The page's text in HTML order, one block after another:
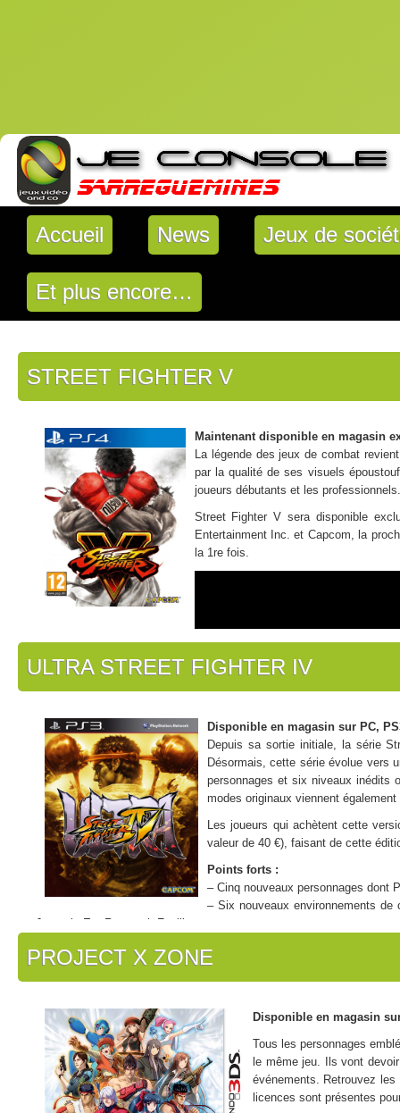
Accueil News Jeux de
Et plus encore…
STREET FIGHTER V
Maintenant disponible en magasin
La légende des jeux de combat
par la qualité de ses visuels
joueurs débutants et les
Street Fighter V sera disponible
Entertainment Inc. et Capcom, la
la 1re fois.
ULTRA STREET FIGHTER IV
Disponible en magasin sur PC,
Depuis sa sortie initiale, la série
Désormais, cette série évolue vers
personnages et six niveaux inédits
modes originaux viennent
Les joueurs qui achètent cette
valeur de 40 €), faisant de cette
Points forts :
– Cinq nouveaux personnages dont
– Six nouveaux environnements
Jurassic Era Research Facility
PROJECT X ZONE
Disponible en magasin
Tous les personnages
le même jeu. Ils vont
événements. Retrouvez
licences sont présentes